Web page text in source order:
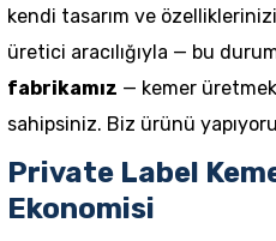
kendi tasarım ve
üretici aracılığıyla — bu
fabrikamız — kemer
sahipsiniz. Biz ürünü
Private Label
Ekonomisi